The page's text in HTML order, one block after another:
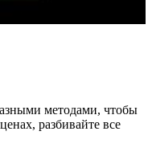
методами, чтобы
разбивайте все